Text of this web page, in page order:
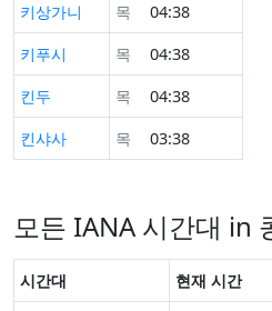
키상가니
목
04:38
키푸시
목
04:38
킨두
목
04:38
킨샤사
목 03:38
모든 IANA 시간대 in
시간대
현재 시간